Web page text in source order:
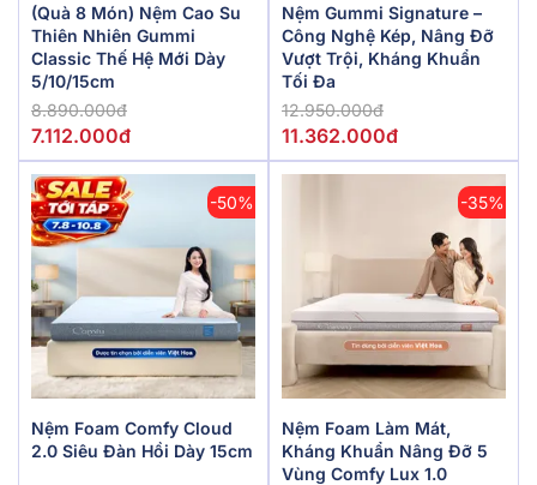
(Quà 8 Món) Nệm Cao Su
Thiên Nhiên Gummi
Classic Thế Hệ Mới Dày
5/10/15cm
8.890.000đ
7.112.000đ
Nệm Gummi Signature –
Công Nghệ Kép, Nâng Đỡ
Vượt Trội, Kháng Khuẩn
Tối Đa
12.950.000đ
11.362.000đ
-50%
Nệm Foam Comfy Cloud
2.0 Siêu Đàn Hồi Dày 15cm
-35%
Nệm Foam Làm Mát,
Kháng Khuẩn Nâng Đỡ 5
Vùng Comfy Lux 1.0